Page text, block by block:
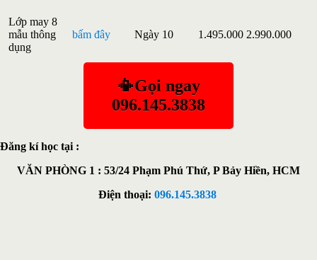
Lớp may 8
mẫu thông
dụng
bấm đây Ngày 10 1.495.000 2.990.000
📳Gọi ngay
096.145.3838
Đăng kí học tại :
VĂN PHÒNG 1 : 53/24 Phạm Phú Thứ, P Bảy Hiền, HCM
Điện thoại: 096.145.3838